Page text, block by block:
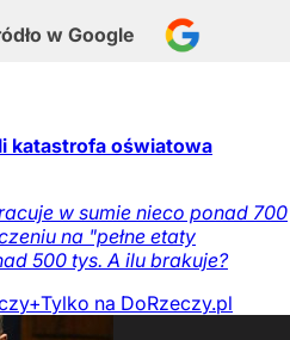
w Google
katastrofa oświatowa
w sumie nieco ponad 700
na "pełne etaty
500 tys. A ilu brakuje?
Tylko na DoRzeczy.pl